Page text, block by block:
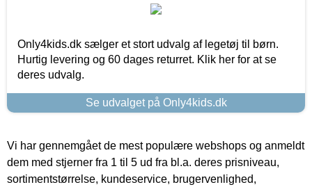
Only4kids.dk sælger et stort udvalg af legetøj til børn.
Hurtig levering og 60 dages returret. Klik her for at se
deres udvalg.
Se udvalget på Only4kids.dk
Vi har gennemgået de mest populære webshops og anmeldt
dem med stjerner fra 1 til 5 ud fra bl.a. deres prisniveau,
sortimentstørrelse, kundeservice, brugervenlighed,